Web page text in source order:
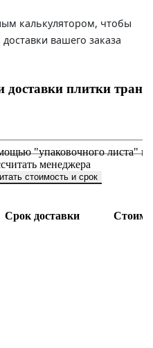
калькулятором, чтобы
вашего заказа